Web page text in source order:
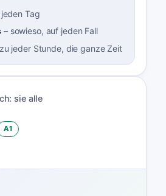
jeden Tag
– sowieso, auf jeden Fall
zu jeder Stunde, die ganze Zeit
sie alle
A1